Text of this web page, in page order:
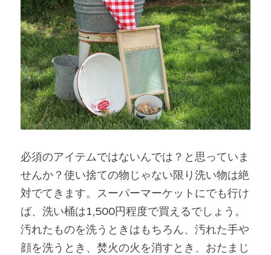
必須のアイテムではないんでは？と思っていま
せんか？使い捨ての物じゃない限り洗い物は絶
対でてきます。スーパーマーケットにでも行け
ば、洗い桶は1,500円程度で買えるでしょう。
汚れたものを洗うときはもちろん、汚れた手や
顔を洗うとき、焚火の火を消すとき、おたまじ